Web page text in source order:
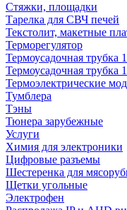
Стяжки, площадки
Тарелка для СВЧ печей
Текстолит, макетные
Терморегулятор
Термоусадочная трубка
Термоусадочная трубка
Термоэлектрические
Тумблера
Тэны
Тюнера зарубежные
Услуги
Химия для электроники
Цифровые разъемы
Шестеренка для
Щетки угольные
Электрофен